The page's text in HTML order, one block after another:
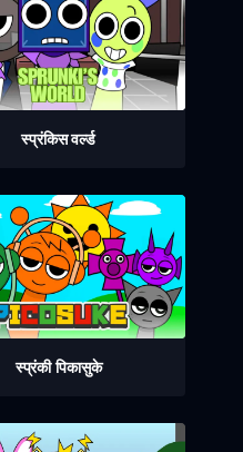
स्प्रंकिस वर्ल्ड
स्प्रंकी पिकासुके